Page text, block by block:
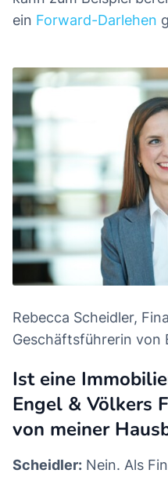
ein Forward-Darlehen
Rebecca Scheidler,
Geschäftsführerin von
Ist eine
Engel & Völkers
von meiner
Scheidler: Nein. Als